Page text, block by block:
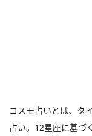
コスモ占いとは、タ
占い。12星座に基づ